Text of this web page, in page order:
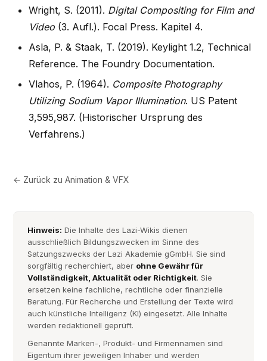
Wright, S. (2011). Digital Compositing for Film and
Video(3. Aufl.). Focal Press. Kapitel 4.
Asla, P. & Staak, T. (2019). Keylight 1.2, Technical
Reference. The Foundry Documentation.
Vlahos, P. (1964). Composite Photography
Utilizing Sodium Vapor Illumination. US Patent
3,595,987. (Historischer Ursprung des
Verfahrens.)
← Zurück zuAnimation & VFX
Hinweis: Die Inhalte des Lazi-Wikis dienen
ausschließlich Bildungszwecken im Sinne des
Satzungszwecks der Lazi Akademie gGmbH. Sie sind
sorgfältig recherchiert, aber ohne Gewähr für
Vollständigkeit, Aktualität oder Richtigkeit. Sie
ersetzen keine fachliche, rechtliche oder finanzielle
Beratung. Für Recherche und Erstellung der Texte wird
auch künstliche Intelligenz (KI) eingesetzt. Alle Inhalte
werden redaktionell geprüft.
Genannte Marken-, Produkt- und Firmennamen sind
Eigentum ihrer jeweiligen Inhaber und werden